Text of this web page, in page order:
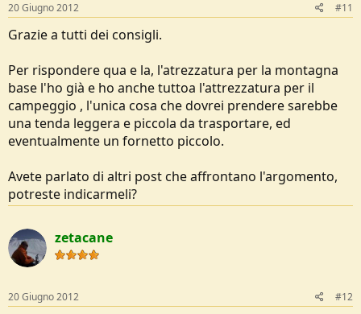
20 Giugno 2012 #11
Grazie a tutti dei consigli.
Per rispondere qua e la, l'atrezzatura per la montagna
base l'ho già e ho anche tuttoa l'attrezzatura per il
campeggio , l'unica cosa che dovrei prendere sarebbe
una tenda leggera e piccola da trasportare, ed
eventualmente un fornetto piccolo.
Avete parlato di altri post che affrontano l'argomento,
potreste indicarmeli?
zetacane
20 Giugno 2012 #12